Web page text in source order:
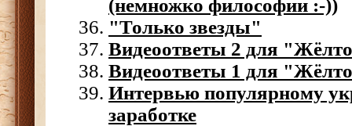
(немножко философии :-))
"Только звезды"
Видеоответы 2 для
Видеоответы 1 для
Интервью популярному
заработке